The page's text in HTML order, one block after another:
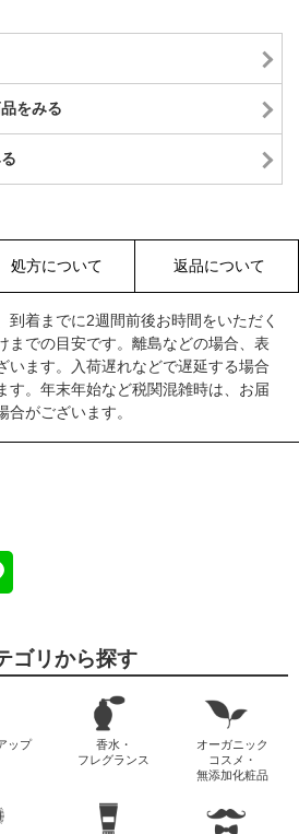
をみる
処方について 返品について
到着までに2週間前後お時間をいただく
までの目安です。離島などの場合、表
います。入荷遅れなどで遅延する場合
す。年末年始など税関混雑時は、お届
がございます。
ゴリから探す
ップ
香水・
フレグランス
オーガニック
コスメ・
無添加化粧品